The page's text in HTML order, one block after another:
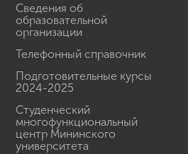
Сведения об
образовательной
организации
Телефонный справочник
Подготовительные курсы
2024-2025
Студенческий
многофункциональный
центр Мининского
университета